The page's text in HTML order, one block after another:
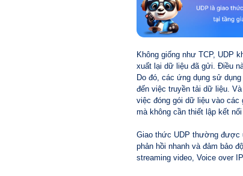
Không giống như TCP, UDP
xuất lại dữ liệu đã gửi. Điều
Do đó, các ứng dụng sử
đến việc truyền tải dữ liệu.
việc đóng gói dữ liệu vào
mà không cần thiết lập kết
Giao thức UDP thường được
phản hồi nhanh và đảm bảo
streaming video, Voice over